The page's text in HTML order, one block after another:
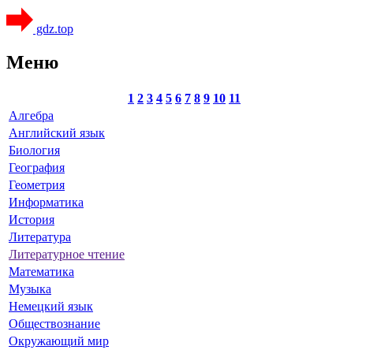
gdz.top
Меню
1 2 3 4 5 6 7 8 9 10 11
Алгебра
Английский язык
Биология
География
Геометрия
Информатика
История
Литература
Литературное чтение
Математика
Музыка
Немецкий язык
Обществознание
Окружающий мир